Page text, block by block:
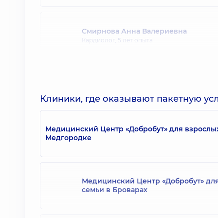
Смирнова Анна Валериевна
Кардиолог, 5 лет опыта
лет опыта
Фруль Екатерина Андреевна
Плахотнюк Татьяна Александровна
Кардиолог; Терапевт,
Клиники, где оказывают пакетную
Медицинский Центр «Добробут» для
Медгородке
Медицинский Центр «Добробут»
семьи в Броварах